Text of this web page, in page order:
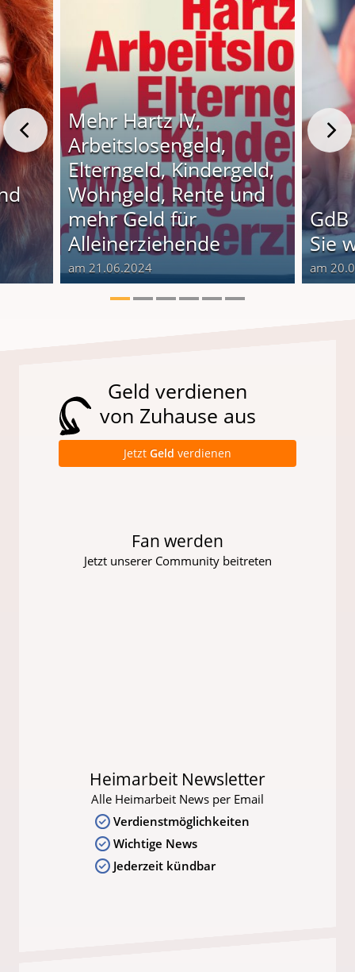
Mehr Hartz IV,
Arbeitslosengeld,
Elterngeld, Kindergeld,
Wohngeld, Rente und
mehr Geld für
Alleinerziehende
am 21.06.2024
Sie
am
Geld verdienen
von Zuhause aus
Jetzt Geld verdienen
Fan werden
Jetzt unserer Community beitreten
Heimarbeit Newsletter
Alle Heimarbeit News per Email
Verdienstmöglichkeiten
Wichtige News
Jederzeit kündbar